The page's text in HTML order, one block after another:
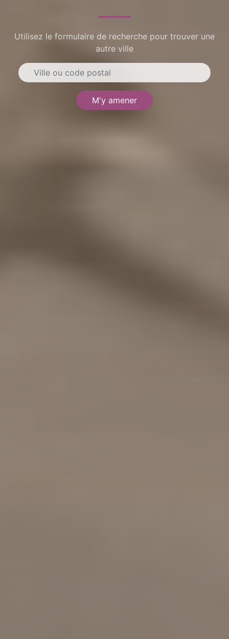
Utilisez le formulaire de recherche pour trouver une
autre ville
M'y amener